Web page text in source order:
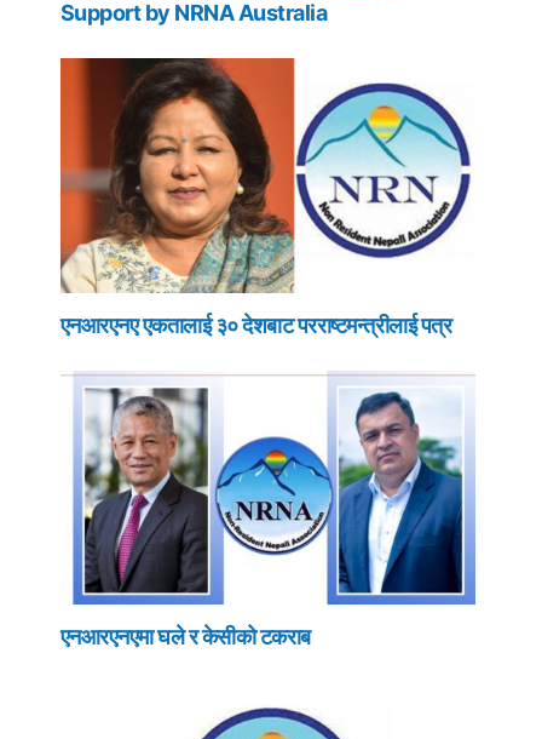
Support by NRNA Australia
एनआरएनए एकतालाई ३० देशबाट परराष्टमन्त्रीलाई पत्र
एनआरएनएमा घले र केसीको टकराब